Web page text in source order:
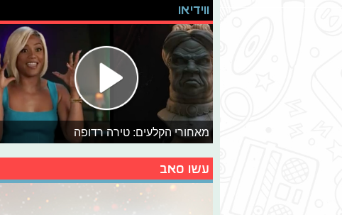
ווידיאו
מאחורי הקלעים: טירה רדופה
עשו סאב